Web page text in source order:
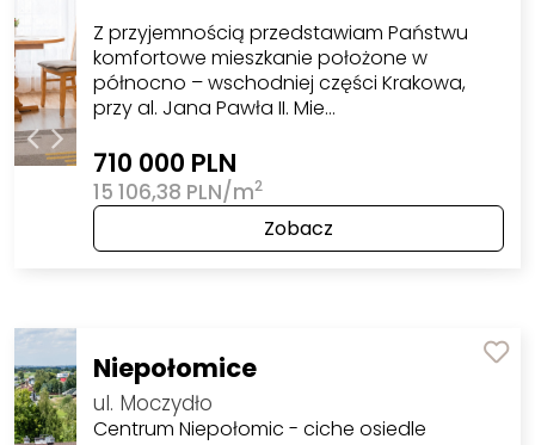
Z przyjemnością przedstawiam Państwu
komfortowe mieszkanie położone w
północno – wschodniej części Krakowa,
przy al. Jana Pawła II. Mie…
710 000 PLN
15 106,38 PLN/m2
Zobacz
Niepołomice
ul. Moczydło
Centrum Niepołomic - ciche osiedle